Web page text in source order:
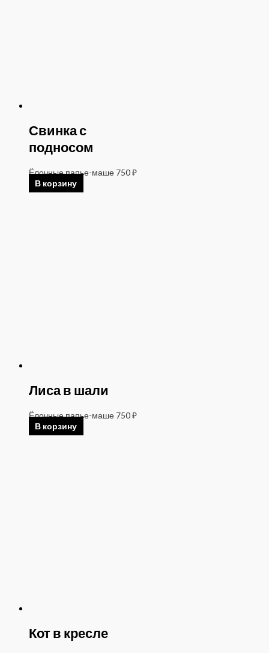
Свинка с
подносом
Ёлочные папье-маше 750₽
В корзину
Лиса в шали
Ёлочные папье-маше 750₽
В корзину
Кот в кресле